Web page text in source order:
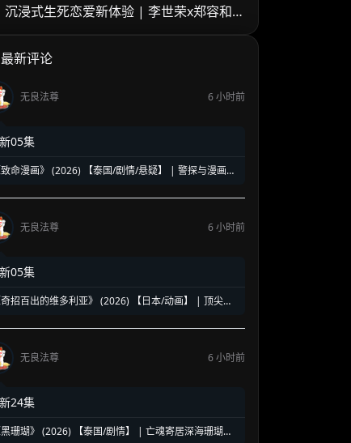
沉浸式生死恋爱新体验 | 李世荣x郑容和倾
新评论
无良法尊 6 小时前
05集
致命漫画》 (2026) 【泰国/剧情/悬疑】 | 警探与漫画家
无良法尊 6 小时前
05集
奇招百出的维多利亚》 (2026) 【日本/动画】 | 顶尖女
的奇妙碰撞
无良法尊
6 小时前
24集
黑珊瑚》 (2026) 【泰国/剧情】 | 亡魂寄居深海珊瑚的